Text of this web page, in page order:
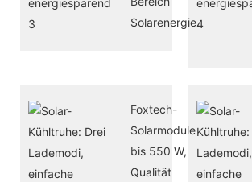
Solarenergie.
Foxtech-
Solarmodule
bis 550 W,
Qualität